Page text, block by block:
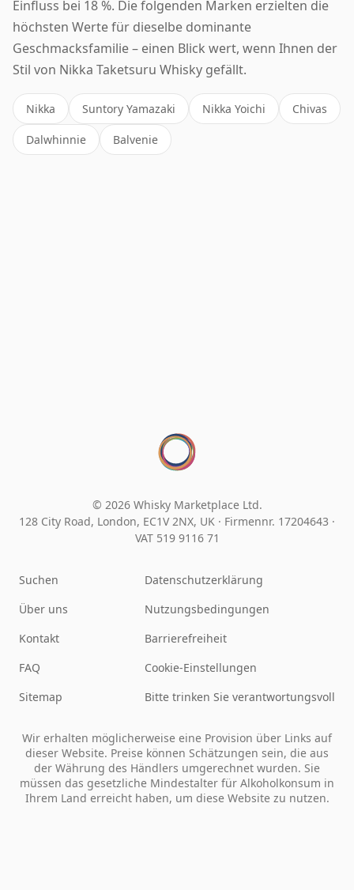
Einfluss bei 18 %. Die folgenden Marken erzielten die
höchsten Werte für dieselbe dominante
Geschmacksfamilie – einen Blick wert, wenn Ihnen der
Stil von Nikka Taketsuru Whisky gefällt.
Nikka Suntory Yamazaki Nikka Yoichi Chivas
Dalwhinnie Balvenie
© 2026 Whisky Marketplace Ltd.
128 City Road, London, EC1V 2NX, UK · Firmennr. 17204643 ·
VAT 519 9116 71
Suchen
Über uns
Kontakt
FAQ
Sitemap
Datenschutzerklärung
Nutzungsbedingungen
Barrierefreiheit
Cookie-Einstellungen
Bitte trinken Sie verantwortungsvoll
Wir erhalten möglicherweise eine Provision über Links auf
dieser Website. Preise können Schätzungen sein, die aus
der Währung des Händlers umgerechnet wurden. Sie
müssen das gesetzliche Mindestalter für Alkoholkonsum in
Ihrem Land erreicht haben, um diese Website zu nutzen.